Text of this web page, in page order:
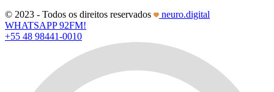
© 2023 - Todos os direitos reservados
neuro.digital
WHATSAPP 92FM!
+55 48 98441-0010